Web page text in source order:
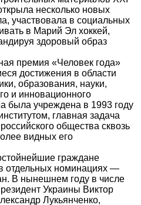
несколько новых
участвовала в социальных
в Марий Эл хоккей,
здоровый образ
премия «Человек года»
достижения в области
образования, науки,
и инновационного
была учреждена в 1993 году
главная задача
общества сквозь
видных его
граждане
отдельных номинациях —
В нынешнем году в числе
Украины Виктор
Лукьянченко,